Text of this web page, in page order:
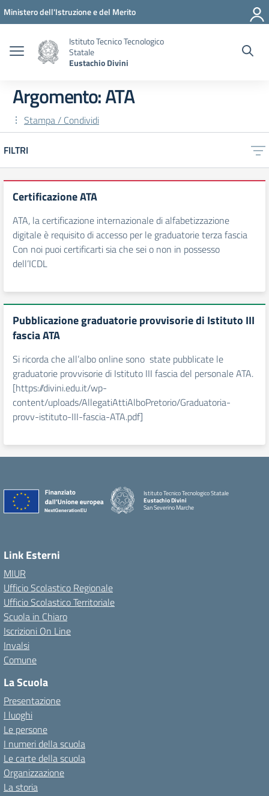
Vai ai contenuti
Vai al menu di navigazione
Vai al footer
Ministero dell'Istruzione e del Merito
Istituto Tecnico Tecnologico
Statale
Eustachio Divini
Argomento: ATA
Stampa / Condividi
FILTRI
Certificazione ATA
ATA, la certificazione internazionale di alfabetizzazione
digitale è requisito di accesso per le graduatorie terza fascia
Con noi puoi certificarti sia che sei o non in possesso
dell’ICDL
Pubblicazione graduatorie provvisorie di Istituto III
fascia ATA
Si ricorda che all’albo online sono state pubblicate le
graduatorie provvisorie di Istituto III fascia del personale ATA.
[https://divini.edu.it/wp-
content/uploads/AllegatiAttiAlboPretorio/Graduatoria-
provv-istituto-III-fascia-ATA.pdf]
Istituto Tecnico Tecnologico Statale
Eustachio Divini
San Severino Marche
Link Esterni
MIUR
Ufficio Scolastico Regionale
Ufficio Scolastico Territoriale
Scuola in Chiaro
Iscrizioni On Line
Invalsi
Comune
La Scuola
Presentazione
I luoghi
Le persone
I numeri della scuola
Le carte della scuola
Organizzazione
La storia